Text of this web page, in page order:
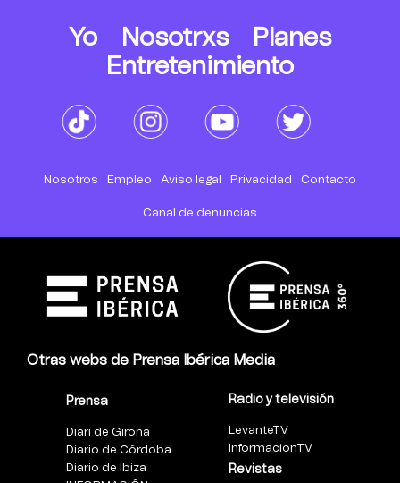
Yo Nosotrxs
Planes
Entretenimiento
Nosotros Empleo Aviso legal Privacidad Contacto
Canal de denuncias
Otras webs de Prensa Ibérica Media
Prensa
Diari de Girona
Diario de Córdoba
Diario de Ibiza
Radio y televisión
LevanteTV
InformacionTV
Revistas